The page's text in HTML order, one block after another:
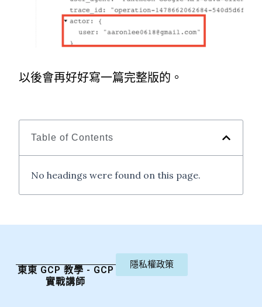
以後會再好好寫一篇完整版的。
Table of Contents
No headings were found on this page.
東東 GCP 教學 - GCP
實戰講師
隱私權政策